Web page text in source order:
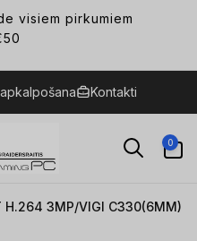
visiem pirkumiem
Kontakti
0
preces
H.264 3MP/VIGI C330(6MM)